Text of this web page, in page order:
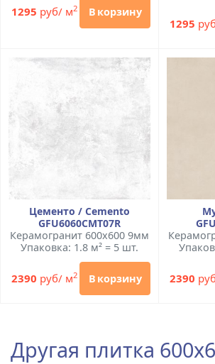
1295 руб/ м2 В корзину
1295
Цементо / Cemento
GFU6060CMT07R
Керамогранит 600x600 9мм
Упаковка: 1.8 м² = 5 шт.
2390 руб/ м2 В корзину 2390
Другая плитка